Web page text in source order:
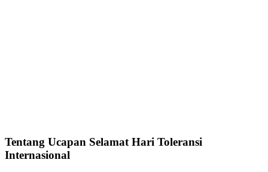
Tentang Ucapan Selamat Hari Toleransi
Internasional